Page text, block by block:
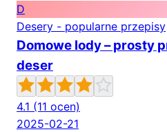
D
Desery - popularne przepisy
Domowe lody – prosty
deser
4.1 (11 ocen)
2025-02-21